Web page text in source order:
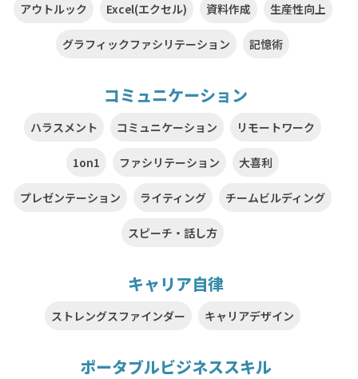
アウトルック Excel(エクセル) 資料作成 生産性向上
グラフィックファシリテーション 記憶術
コミュニケーション
ハラスメント コミュニケーション リモートワーク
1on1 ファシリテーション 大喜利
プレゼンテーション ライティング チームビルディング
スピーチ・話し方
キャリア自律
ストレングスファインダー キャリアデザイン
ポータブルビジネススキル